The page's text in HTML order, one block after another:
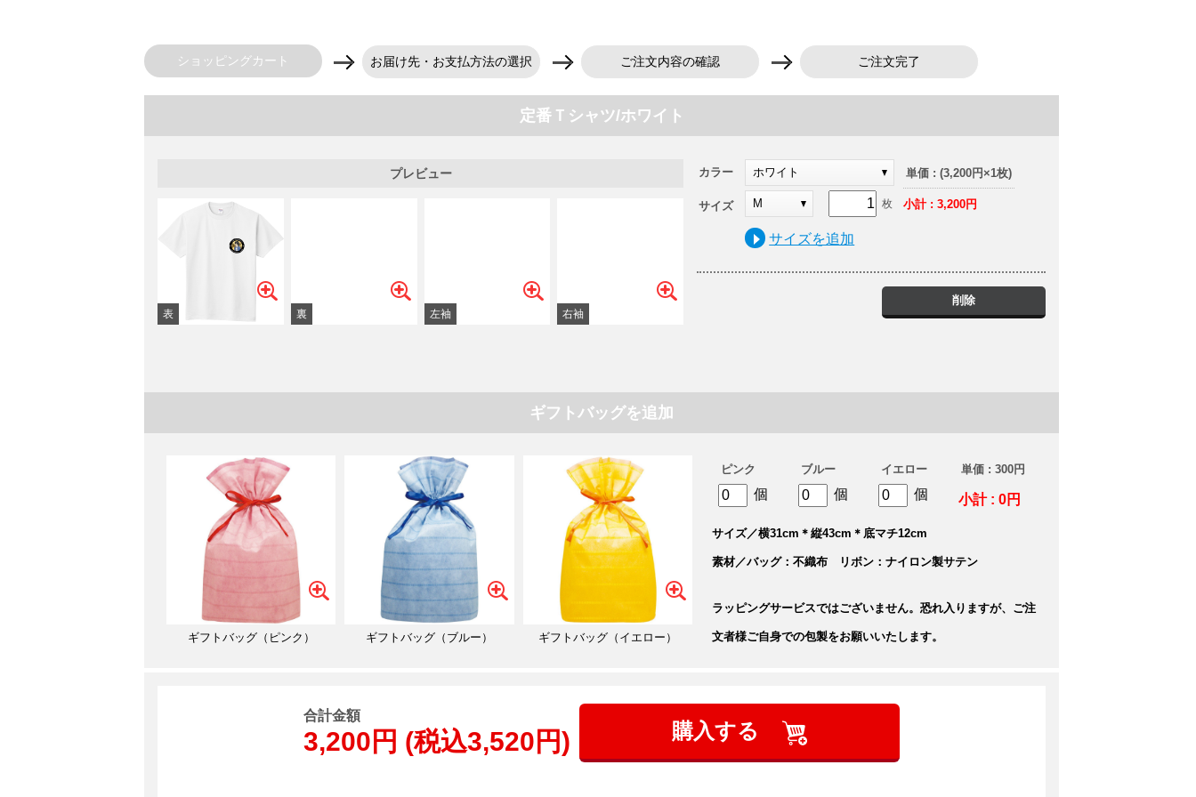
ショッピングカート お届け先・お支払方法の選択 ご注文内容の確認 ご注文完了
定番Ｔシャツ/ホワイト
プレビュー カラー ホワイト
M 枚
サイズ
サイズを追加
単価 : (3,200円×1枚)
小計 : 3,200円
削除
ギフトバッグを追加
ギフトバッグ（ピンク） ギフトバッグ（ブルー） ギフトバッグ（イエロー）
ピンク
個
ブルー
個
イエロー
個
単価 : 300円
小計 : 0円
サイズ／横31cm＊縦43cm＊底マチ12cm
素材／バッグ：不織布 リボン：ナイロン製サテン
ラッピングサービスではございません。恐れ入りますが、ご注
文者様ご自身での包製をお願いいたします。
合計金額
3,200円 (税込3,520円) 購入する